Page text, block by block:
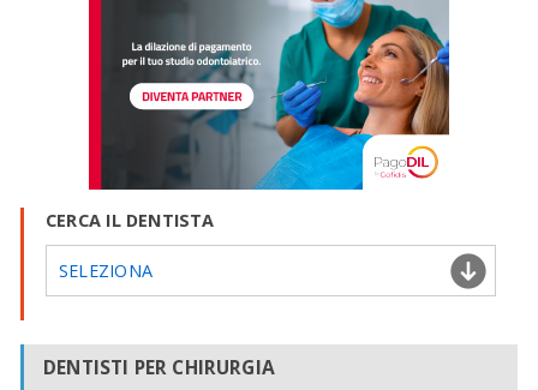
CERCA IL DENTISTA
SELEZIONA
DENTISTI PER CHIRURGIA